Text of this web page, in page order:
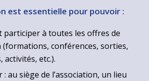
est essentielle pour pouvoir :
participer à toutes les offres de
(formations, conférences, sorties,
activités, etc.).
au siège de l’association, un lieu